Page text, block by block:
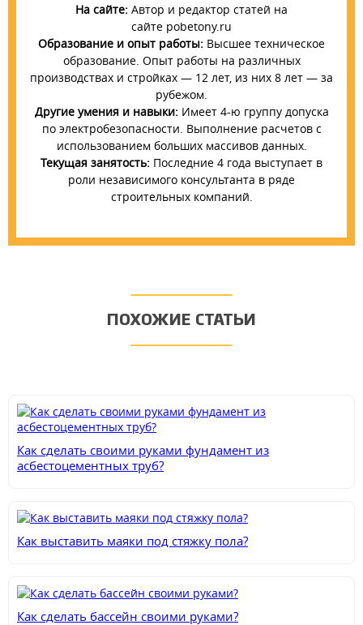
На сайте: Автор и редактор статей на
сайте pobetony.ru
Образование и опыт работы: Высшее техническое
образование. Опыт работы на различных
производствах и стройках — 12 лет, из них 8 лет — за
рубежом.
Другие умения и навыки:Имеет 4-ю группу допуска
по электробезопасности. Выполнение расчетов с
использованием больших массивов данных.
Текущая занятость: Последние 4 года выступает в
роли независимого консультанта в ряде
строительных компаний.
ПОХОЖИЕ СТАТЬИ
Как сделать своими руками фундамент из
асбестоцементных труб?
Как выставить маяки под стяжку пола?
Как сделать бассейн своими руками?